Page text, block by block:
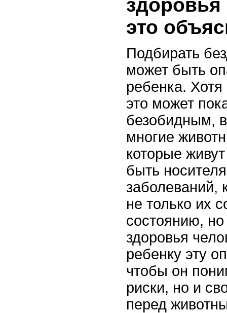
здоровья
это
Подбирать
может быть
ребенка.
это может
безобидным,
многие
которые
быть
заболеваний,
не только их
состоянию,
здоровья
ребенку эту
чтобы он
риски, но и
перед